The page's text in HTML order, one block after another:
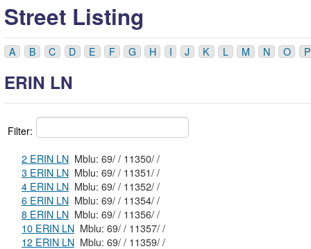
Street Listing
A B C D E F G H I J K L M N O P
ERIN LN
Filter:
2 ERIN LN
Mblu: 69/ / 11350/ /
3 ERIN LN
Mblu: 69/ / 11351/ /
4 ERIN LN
Mblu: 69/ / 11352/ /
6 ERIN LN
Mblu: 69/ / 11354/ /
8 ERIN LN
Mblu: 69/ / 11356/ /
10 ERIN LN
Mblu: 69/ / 11357/ /
12 ERIN LN
Mblu: 69/ / 11359/ /